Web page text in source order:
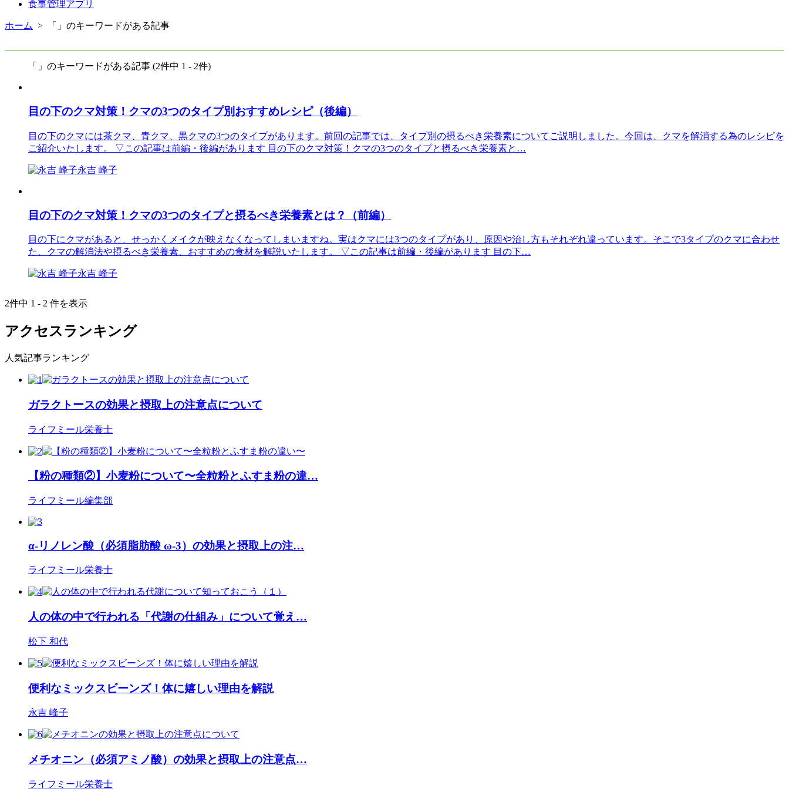
食事管理アプリ
ホーム > 「」のキーワードがある記事
「」のキーワードがある記事 (2件中 1 - 2件)
目の下のクマ対策！クマの3つのタイプ別おすすめレシピ（後編）
目の下のクマには茶クマ、青クマ、黒クマの3つのタイプがあります。前回の記事では、タイプ別の摂るべき栄養素についてご説明しました。今回は、クマを解消する為のレシピを
ご紹介いたします。 ▽この記事は前編・後編があります 目の下のクマ対策！クマの3つのタイプと摂るべき栄養素と…
永吉 峰子
目の下のクマ対策！クマの3つのタイプと摂るべき栄養素とは？（前編）
目の下にクマがあると、せっかくメイクが映えなくなってしまいますね。実はクマには3つのタイプがあり、原因や治し方もそれぞれ違っています。そこで3タイプのクマに合わせ
た、クマの解消法や摂るべき栄養素、おすすめの食材を解説いたします。 ▽この記事は前編・後編があります 目の下…
永吉 峰子
2件中 1 - 2 件を表示
アクセスランキング
人気記事ランキング
ガラクトースの効果と摂取上の注意点について
ライフミール栄養士
【粉の種類②】小麦粉について〜全粒粉とふすま粉の違…
ライフミール編集部
α-リノレン酸（必須脂肪酸 ω-3）の効果と摂取上の注…
ライフミール栄養士
人の体の中で行われる「代謝の仕組み」について覚え…
松下 和代
便利なミックスビーンズ！体に嬉しい理由を解説
永吉 峰子
メチオニン（必須アミノ酸）の効果と摂取上の注意点…
ライフミール栄養士